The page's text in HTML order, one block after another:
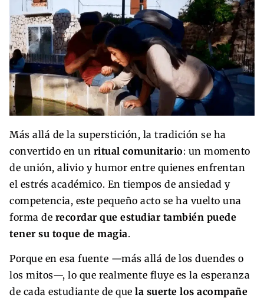
Más allá de la superstición, la tradición se ha
convertido en un ritual comunitario: un momento
de unión, alivio y humor entre quienes enfrentan
el estrés académico. En tiempos de ansiedad y
competencia, este pequeño acto se ha vuelto una
forma de recordar que estudiar también puede
tener su toque de magia.
Porque en esa fuente —más allá de los duendes o
los mitos—, lo que realmente fluye es la esperanza
de cada estudiante de que la suerte los acompañe